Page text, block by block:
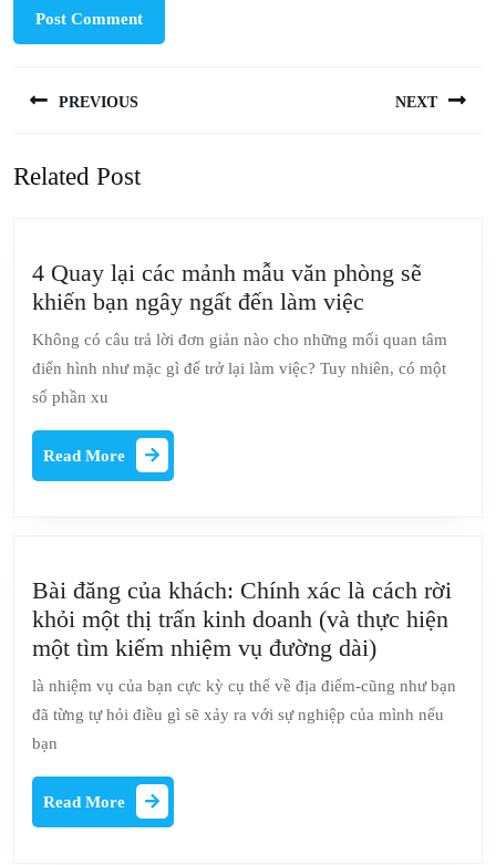
navigation
PREVIOUS
post:
NEXT
Related Post
4 Quay lại các mảnh mẫu văn phòng sẽ
khiến bạn ngây ngất đến làm việc
Quay
lại
bạn
ngây
ngất
đến
làm
Không có câu trả lời đơn giản nào cho những mối quan tâm
điển hình như mặc gì để trở lại làm việc? Tuy nhiên, có một
số phần xu
Read More
More
Bài đăng của khách: Chính xác là cách rời
khỏi một thị trấn kinh doanh (và thực hiện
một tìm kiếm nhiệm vụ đường dài)Bài
đăng
của
là nhiệm vụ của bạn cực kỳ cụ thể về địa điểm-cũng như bạn
đã từng tự hỏi điều gì sẽ xảy ra với sự nghiệp của mình nếu
bạn
Read More
More